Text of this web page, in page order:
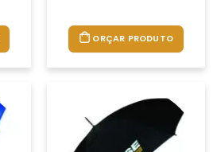
ORÇAR PRODUTO